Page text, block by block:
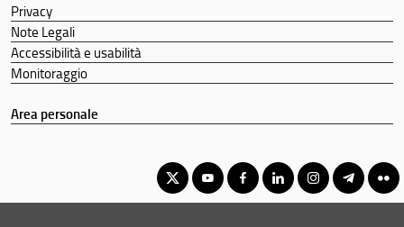
Privacy
Note Legali
Accessibilità e usabilità
Monitoraggio
Area personale